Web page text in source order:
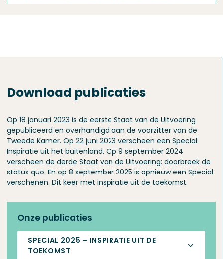
Download publicaties
Op 18 januari 2023 is de eerste Staat van de Uitvoering
gepubliceerd en overhandigd aan de voorzitter van de
Tweede Kamer. Op 22 juni 2023 verscheen een Special:
Inspiratie uit het buitenland. Op 9 september 2024
verscheen de derde Staat van de Uitvoering: doorbreek de
status quo. En op 8 september 2025 is opnieuw een Special
verschenen. Dit keer met inspiratie uit de toekomst.
Onze publicaties
SPECIAL 2025 – INSPIRATIE UIT DE
TOEKOMST